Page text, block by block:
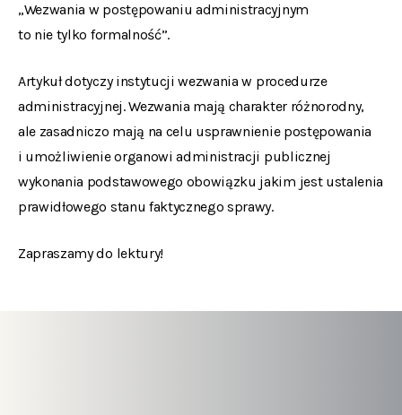
„Wezwania w postępowaniu administracyjnym
to nie tylko formalność”.
Artykuł dotyczy instytucji wezwania w procedurze
administracyjnej. Wezwania mają charakter różnorodny,
ale zasadniczo mają na celu usprawnienie postępowania
i umożliwienie organowi administracji publicznej
wykonania podstawowego obowiązku jakim jest ustalenia
prawidłowego stanu faktycznego sprawy.
Zapraszamy do lektury!